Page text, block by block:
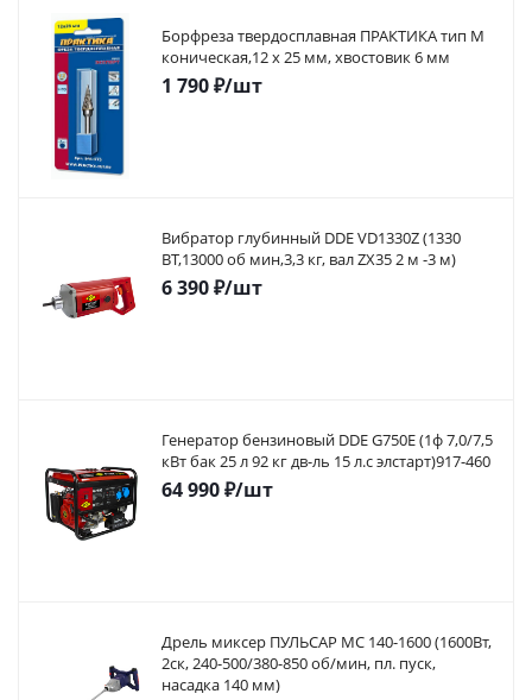
Борфреза твердосплавная ПРАКТИКА тип M
коническая,12 х 25 мм, хвостовик 6 мм
1 790₽/шт
Вибратор глубинный DDE VD1330Z (1330
ВТ,13000 об мин,3,3 кг, вал ZX35 2 м -3 м)
6 390₽/шт
Генератор бензиновый DDE G750E (1ф 7,0/7,5
кВт бак 25 л 92 кг дв-ль 15 л.с элстарт)917-460
64 990₽/шт
Дрель миксер ПУЛЬСАР МС 140-1600 (1600Вт,
2ск, 240-500/380-850 об/мин, пл. пуск,
насадка 140 мм)